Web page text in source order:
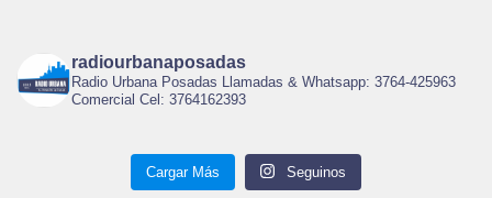
radiourbanaposadas
Radio Urbana Posadas Llamadas & Whatsapp: 3764-425963
Comercial Cel: 3764162393
Cargar Más Seguinos